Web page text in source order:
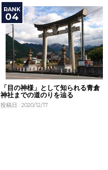
「目の神様」として知られる青倉
神社までの道のりを辿る
投稿日 : 2020/12/17